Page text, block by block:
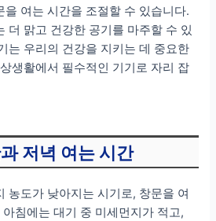
을 여는 시간을 조절할 수 있습니다.
더 맑고 건강한 공기를 마주할 수 있
는 우리의 건강을 지키는 데 중요한
생활에서 필수적인 기기로 자리 잡
저녁 여는 시간
농도가 낮아지는 시기로, 창문을 여
침에는 대기 중 미세먼지가 적고,